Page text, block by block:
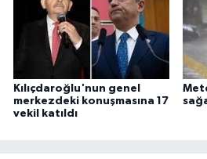
Kılıçdaroğlu'nun genel
merkezdeki konuşmasına 17
vekil katıldı